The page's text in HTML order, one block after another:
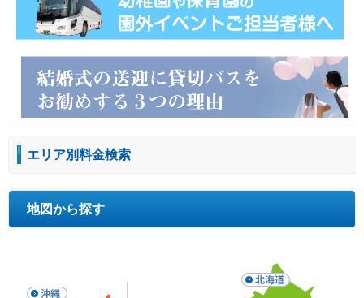
エリア別料金検索
地図から探す